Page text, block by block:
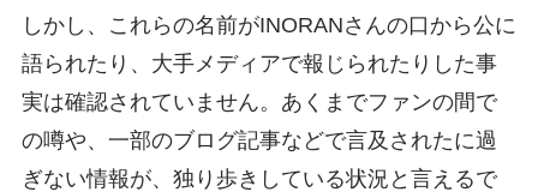
しかし、これらの名前がINORANさんの口から公に
語られたり、大手メディアで報じられたりした事
実は確認されていません。あくまでファンの間で
の噂や、一部のブログ記事などで言及されたに過
ぎない情報が、独り歩きしている状況と言えるで